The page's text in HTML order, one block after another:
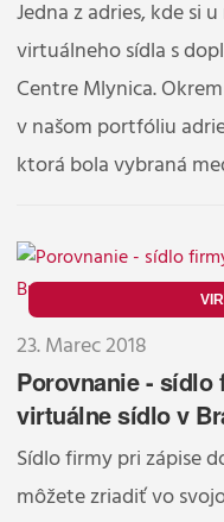
Jedna z adries, kde si
virtuálneho sídla s
Centre Mlynica.
v našom portfóliu
ktorá bola vybraná
23. Marec 2018
Porovnanie - sídlo
virtuálne sídlo v
Sídlo firmy pri zápise
môžete zriadiť vo